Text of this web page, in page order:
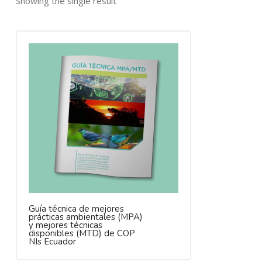
Guía técnica de mejores
prácticas ambientales (MPA)
y mejores técnicas
disponibles (MTD) de COP
NIs Ecuador